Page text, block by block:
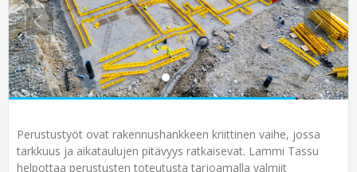
Perustustyöt ovat rakennushankkeen kriittinen vaihe, jossa
tarkkuus ja aikataulujen pitävyys ratkaisevat. Lammi Tassu
helpottaa perustusten toteutusta tarjoamalla valmiit